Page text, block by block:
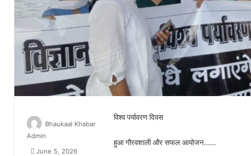
विश्व पर्यावरण दिवस
हुआ गौरवशाली और सफल आयोजन……
Bhaukaal Khabar
Admin
June 5, 2026